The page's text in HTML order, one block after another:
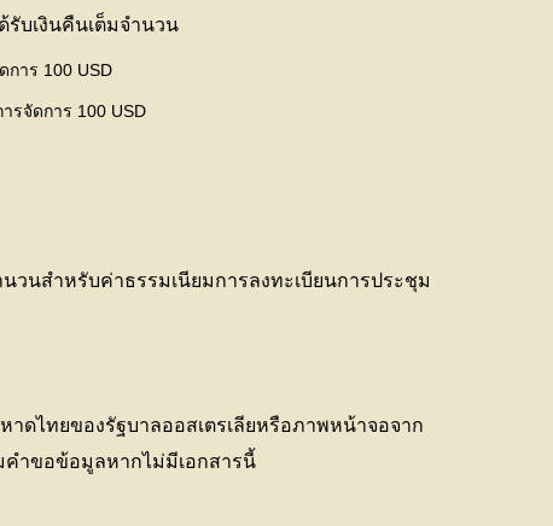
รับเงินคืนเต็มจำนวน
าร 100 USD
รจัดการ 100 USD
นสำหรับค่าธรรมเนียมการลงทะเบียนการประชุม
ดไทยของรัฐบาลออสเตรเลียหรือภาพหน้าจอจาก
คำขอข้อมูลหากไม่มีเอกสารนี้